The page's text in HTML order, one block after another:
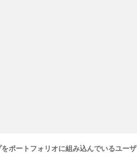
ポートフォリオに組み込んでいるユーザ